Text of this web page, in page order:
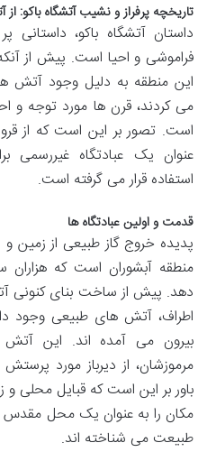
تاریخچه پرفراز و نشیب آتشگاه باکو:
داستان آتشگاه باکو، داستانی
فراموشی و احیا است. پیش از
این منطقه به دلیل وجود آتش
می کردند، قرن ها مورد توجه و
عنوان یک عبادتگاه غیررسمی
استفاده قرار می گرفته است.
قدمت و اولین عبادتگاه ها
پدیده خروج گاز طبیعی از زمین
منطقه آبشوران است که
دهد. پیش از ساخت بنای کنونی
اطراف، آتش های طبیعی وجود
بیرون می آمده اند. این
مرموزشان، از دیرباز مورد
باور بر این است که قبایل محلی و
مکان را به عنوان یک محل مقدس
طبیعت می شناخته اند.